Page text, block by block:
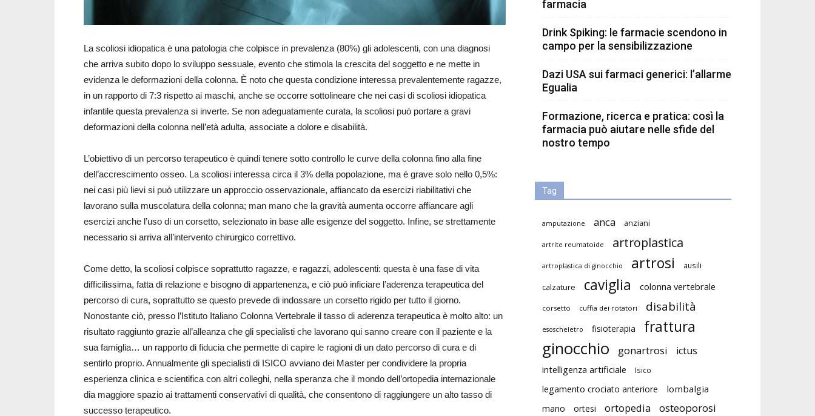
La scoliosi idiopatica è una patologia che colpisce in prevalenza (80%) gli adolescenti, con una diagnosi
che arriva subito dopo lo sviluppo sessuale, evento che stimola la crescita del soggetto e ne mette in
evidenza le deformazioni della colonna. È noto che questa condizione interessa prevalentemente ragazze,
in un rapporto di 7:3 rispetto ai maschi, anche se occorre sottolineare che nei casi di scoliosi idiopatica
infantile questa prevalenza si inverte. Se non adeguatamente curata, la scoliosi può portare a gravi
deformazioni della colonna nell’età adulta, associate a dolore e disabilità.
L’obiettivo di un percorso terapeutico è quindi tenere sotto controllo le curve della colonna fino alla fine
dell’accrescimento osseo. La scoliosi interessa circa il 3% della popolazione, ma è grave solo nello 0,5%:
nei casi più lievi si può utilizzare un approccio osservazionale, affiancato da esercizi riabilitativi che
lavorano sulla muscolatura della colonna; man mano che la gravità aumenta occorre affiancare agli
esercizi anche l’uso di un corsetto, selezionato in base alle esigenze del soggetto. Infine, se strettamente
necessario si arriva all’intervento chirurgico correttivo.
Come detto, la scoliosi colpisce soprattutto ragazze, e ragazzi, adolescenti: questa è una fase di vita
difficilissima, fatta di relazione e bisogno di appartenenza, e ciò può inficiare l’aderenza terapeutica del
percorso di cura, soprattutto se questo prevede di indossare un corsetto rigido per tutto il giorno.
Nonostante ciò, presso l’Istituto Italiano Colonna Vertebrale il tasso di aderenza terapeutica è molto alto: un
risultato raggiunto grazie all’alleanza che gli specialisti che lavorano qui sanno creare con il paziente e la
sua famiglia… un rapporto di fiducia che permette di capire le ragioni di un dato percorso di cura e di
sentirlo proprio. Annualmente gli specialisti di ISICO avviano dei Master per condividere la propria
esperienza clinica e scientifica con altri colleghi, nella speranza che il mondo dell’ortopedia internazionale
dia maggiore spazio ai trattamenti conservativi di qualità, che consentono di raggiungere un alto tasso di
successo terapeutico.
farmacia
Drink Spiking: le farmacie scendono in
campo per la sensibilizzazione
Dazi USA sui farmaci generici: l’allarme
Egualia
Formazione, ricerca e pratica: così la
farmacia può aiutare nelle sfide del
nostro tempo
Tag
amputazione anca anziani
artrite reumatoide artroplastica
artroplastica di ginocchio artrosi ausili
calzature caviglia colonna vertebrale
corsetto cuffia dei rotatori disabilità
esoscheletro fisioterapia frattura
ginocchio gonartrosi ictus
intelligenza artificiale Isico
legamento crociato anteriore lombalgia
mano ortesi ortopedia osteoporosi